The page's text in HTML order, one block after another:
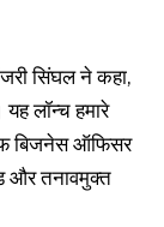
सिंघल ने कहा,
यह लॉन्च हमारे
बिजनेस ऑफिसर
और तनावमुक्त